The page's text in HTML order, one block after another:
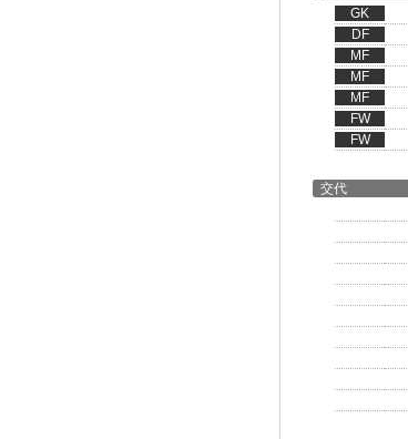
GK
DF
MF
MF
MF
FW
FW
交代